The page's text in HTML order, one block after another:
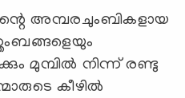
അമ്പരചുംബികളായ
മുമ്പില്‍ നിന്ന് രണ്ടു
കീഴില്‍